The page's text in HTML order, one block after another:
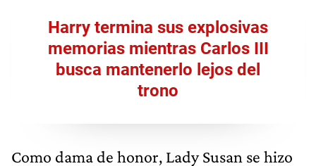
Harry termina sus explosivas
memorias mientras Carlos III
busca mantenerlo lejos del
trono
Como dama de honor, Lady Susan se hizo